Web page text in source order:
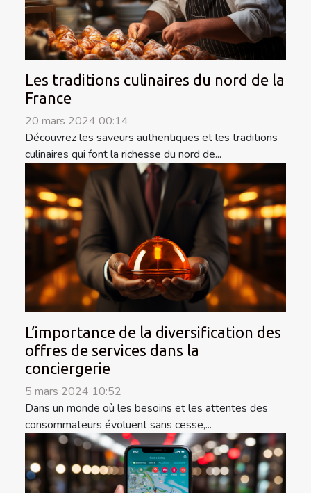
Les traditions culinaires du nord de la
France
20 mars 2024 00:14
Découvrez les saveurs authentiques et les traditions
culinaires qui font la richesse du nord de...
L’importance de la diversification des
offres de services dans la
conciergerie
5 mars 2024 10:52
Dans un monde où les besoins et les attentes des
consommateurs évoluent sans cesse,...